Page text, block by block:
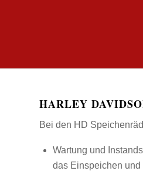
HARLEY
Bei den HD
Wartung und
das Einspeichen